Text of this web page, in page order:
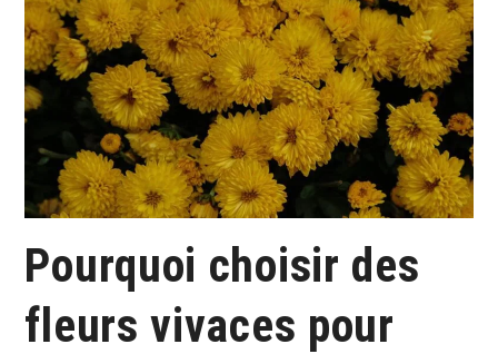
Pourquoi choisir des
fleurs vivaces pour